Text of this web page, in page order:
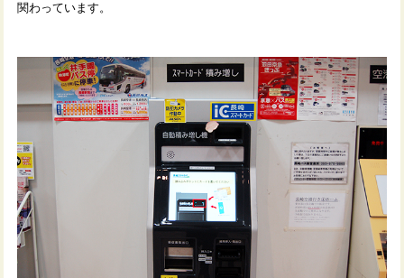
関わっています。